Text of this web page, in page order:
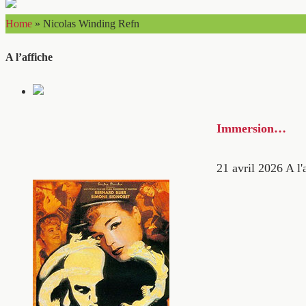
Home » Nicolas Winding Refn
A l’affiche
Immersion…
21 avril 2026 A